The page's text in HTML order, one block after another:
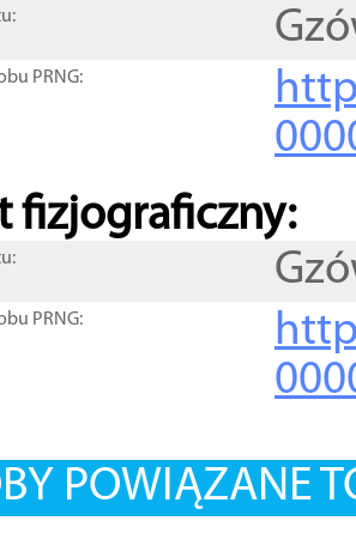
PRNG:
fizjograficzny:
PRNG:
POWIĄZANE